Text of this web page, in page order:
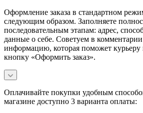
Оформление заказа в стандартном
следующим образом. Заполняете
последовательным этапам: адрес,
данные о себе. Советуем в комментарии
информацию, которая поможет
кнопку «Оформить заказ».
Оплачивайте покупки удобным
магазине доступно 3 варианта оплаты: